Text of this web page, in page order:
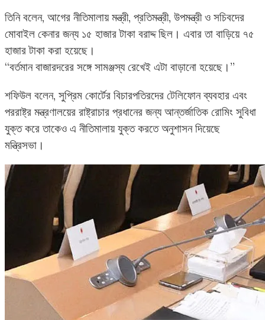
তিনি বলেন, আগের নীতিমালায় মন্ত্রী, প্রতিমন্ত্রী, উপমন্ত্রী ও সচিবদের
মোবাইল কেনার জন্য ১৫ হাজার টাকা বরাদ্দ ছিল। এবার তা বাড়িয়ে ৭৫
হাজার টাকা করা হয়েছে।
“বর্তমান বাজারদরের সঙ্গে সামঞ্জস্য রেখেই এটা বাড়ানো হয়েছে।”
শফিউল বলেন, সুপ্রিম কোর্টের বিচারপতিরদের টেলিফোন ব্যবহার এবং
পররাষ্ট্র মন্ত্রণালয়ের রাষ্ট্রাচার প্রধানের জন্য আন্তর্জাতিক রোমিং সুবিধা
যুক্ত করে তাকেও এ নীতিমালায় যুক্ত করতে অনুশাসন দিয়েছে
মন্ত্রিসভা।